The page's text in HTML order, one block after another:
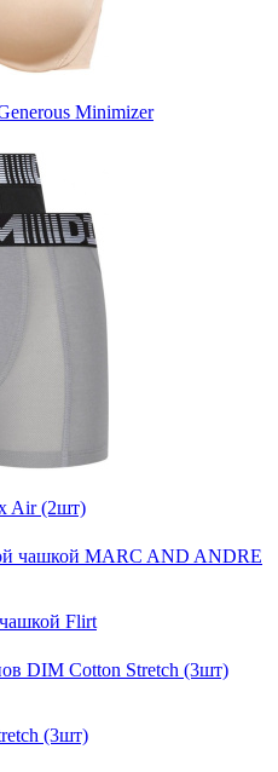
Minimizer
Air (2шт)
чашкой Flirt
(3шт)